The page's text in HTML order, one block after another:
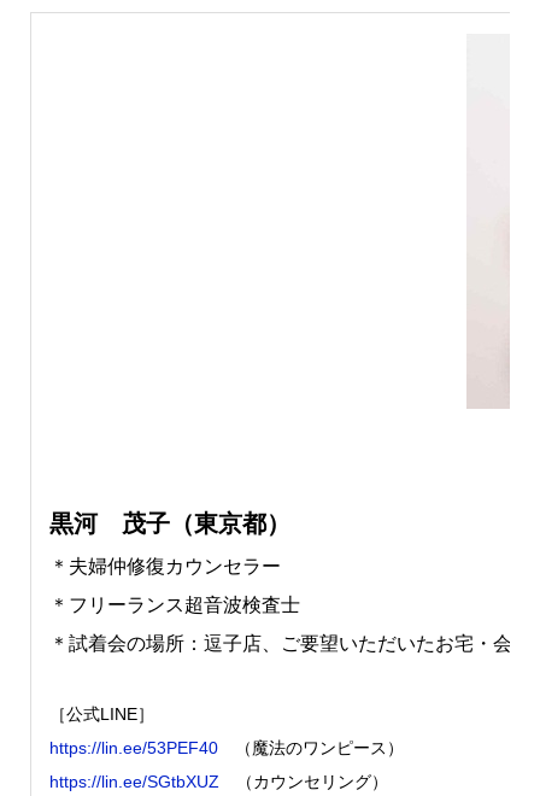
黒河 茂子（東京都）
＊夫婦仲修復カウンセラー
＊フリーランス超音波検査士
＊試着会の場所：逗子店、ご要望いただいたお宅・会社
［公式LINE］
https://lin.ee/53PEF40（魔法のワンピース）
https://lin.ee/SGtbXUZ （カウンセリング）